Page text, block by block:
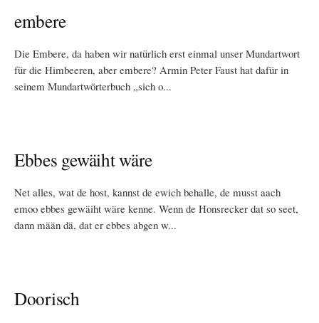
embere
Die Embere, da haben wir natürlich erst einmal unser Mundartwort
für die Himbeeren, aber embere? Armin Peter Faust hat dafür in
seinem Mundartwörterbuch „sich o...
Ebbes gewäiht wäre
Net alles, wat de host, kannst de ewich behalle, de musst aach
emoo ebbes gewäiht wäre kenne. Wenn de Honsrecker dat so seet,
dann mään dä, dat er ebbes abgen w...
Doorisch